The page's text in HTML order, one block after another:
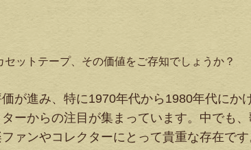
ットテープ、その価値をご存知でしょうか？
が進み、特に1970年代から1980年代にか
ーからの注目が集まっています。中でも
ァンやコレクターにとって貴重な存在です